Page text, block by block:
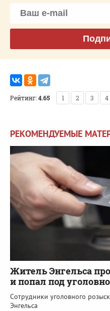
Рейтинг:4.65 1 2 3 4
РЕКОМЕНДУЕМЫЕ
Житель Энгельса
и попал под
Сотрудники уголовного
Энгельса